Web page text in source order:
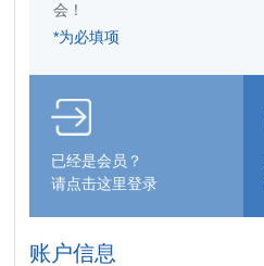
会！
*为必填项
已经是会员？
请点击这里登录
账户信息